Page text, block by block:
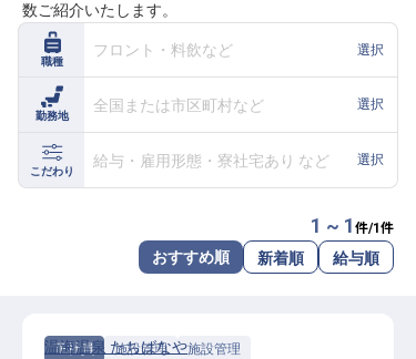
おもてなしHRについて
ご利用の流れ
よくある質問
ホテル・宿泊業界情報コラム
転職サポートに申し込む
数ご紹介いたします。
職種
フロント・料飲など 選択
勤務地
全国または市区町村など 選択
こだわり
給与・雇用形態・寮社宅あり など 選択
1 ~ 1 件/1 件
おすすめ順 新着順 給与順
正社員 施設管理 施設管理
温海温泉 たちばなや